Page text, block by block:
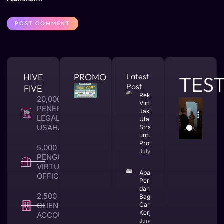
HIVE
FIVE
20,000 +
PENERBITAN
LEGALITAS
USAHA
5,000 +
PENGUNA
VIRTUAL
OFFICE
2,500 +
CLIENT TAX &
ACCOUNTING
PROMO
Latest
Post
Rekomendasi
Virtual Office
Jakarta
Utara yang
Strategis
untuk Bisnis
Profesional
July 23, 2026
Apa Itu CV
Perusahaan
dan
Bagaimana
Cara
Kerjanya
June 25,